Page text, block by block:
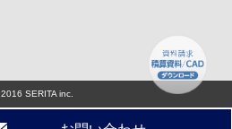
2016 SERITA inc.